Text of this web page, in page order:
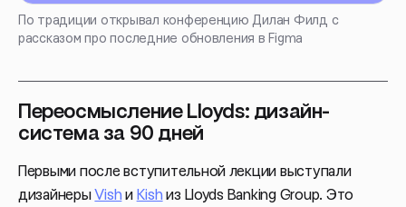
По традиции открывал конференцию Дилан Филд с
рассказом про последние обновления в Figma
Переосмысление Lloyds: дизайн-
система за 90 дней
Первыми после вступительной лекции выступали
дизайнеры Vish и Kish из Lloyds Banking Group. Это